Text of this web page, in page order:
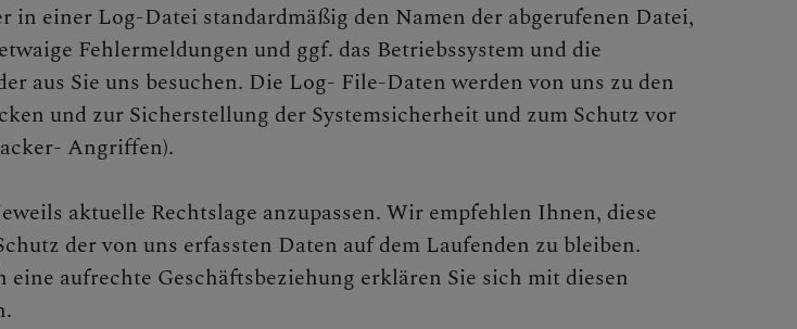
in einer Log-Datei standardmäßig den Namen der abgerufenen Datei,
Fehlermeldungen und ggf. das Betriebssystem und die
aus Sie uns besuchen. Die Log- File-Daten werden von uns zu den
und zur Sicherstellung der Systemsicherheit und zum Schutz vor
Angriffen).
aktuelle Rechtslage anzupassen. Wir empfehlen Ihnen, diese
der von uns erfassten Daten auf dem Laufenden zu bleiben.
aufrechte Geschäftsbeziehung erklären Sie sich mit diesen